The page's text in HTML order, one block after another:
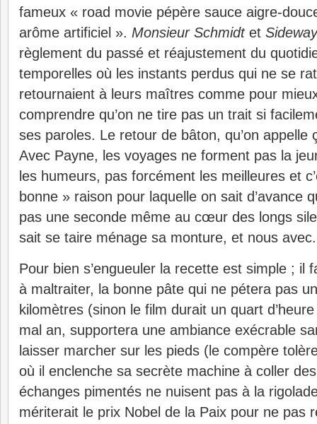
fameux « road movie pépère sauce aigre-
arôme artificiel ». Monsieur Schmidtet
règlement du passé et réajustement du
temporelles où les instants perdus qui ne se
retournaient à leurs maîtres comme pour
comprendre qu’on ne tire pas un trait si
ses paroles. Le retour de bâton, qu’on appelle
Avec Payne, les voyages ne forment pas la
les humeurs, pas forcément les meilleures et
bonne » raison pour laquelle on sait d’avance
pas une seconde même au cœur des longs
sait se taire ménage sa monture, et nous avec.
Pour bien s’engueuler la recette est simple ; il
à maltraiter, la bonne pâte qui ne pétera pas
kilomètres (sinon le film durait un quart
mal an, supportera une ambiance exécrable
laisser marcher sur les pieds (le compère
où il enclenche sa secrète machine à coller
échanges pimentés ne nuisent pas à la
mériterait le prix Nobel de la Paix pour ne pas